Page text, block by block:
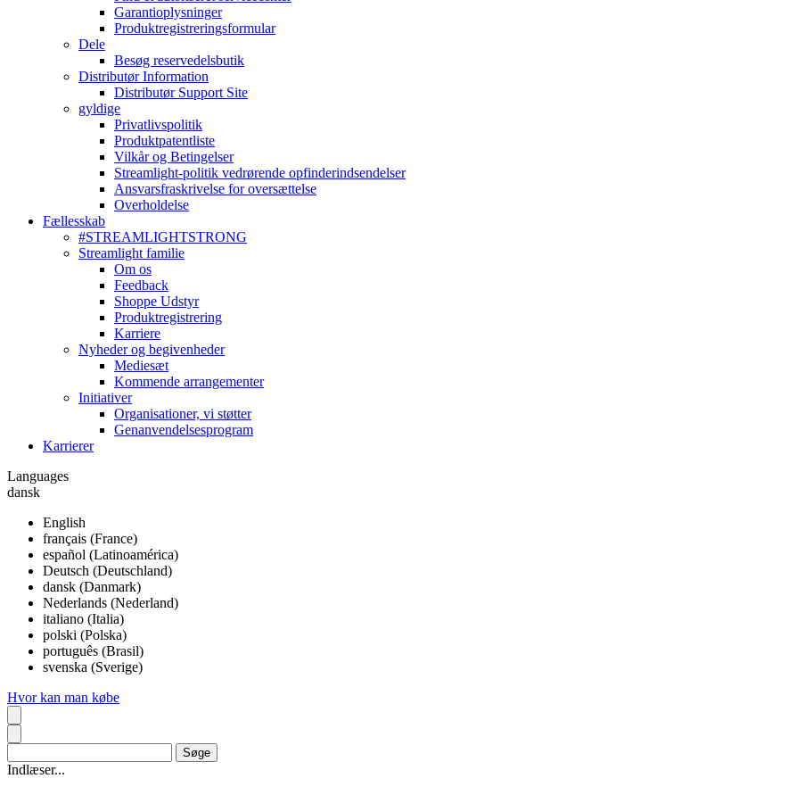
Garantioplysninger
Produktregistreringsformular
Dele
Besøg reservedelsbutik
Distributør Information
Distributør Support Site
gyldige
Privatlivspolitik
Produktpatentliste
Vilkår og Betingelser
Streamlight-politik vedrørende opfinderindsendelser
Ansvarsfraskrivelse for oversættelse
Overholdelse
Fællesskab
#STREAMLIGHTSTRONG
Streamlight familie
Om os
Feedback
Shoppe Udstyr
Produktregistrering
Karriere
Nyheder og begivenheder
Mediesæt
Kommende arrangementer
Initiativer
Organisationer, vi støtter
Genanvendelsesprogram
Karrierer
Languages
dansk
English
français (France)
español (Latinoamérica)
Deutsch (Deutschland)
dansk (Danmark)
Nederlands (Nederland)
italiano (Italia)
polski (Polska)
português (Brasil)
svenska (Sverige)
Hvor kan man købe
Indlæser...